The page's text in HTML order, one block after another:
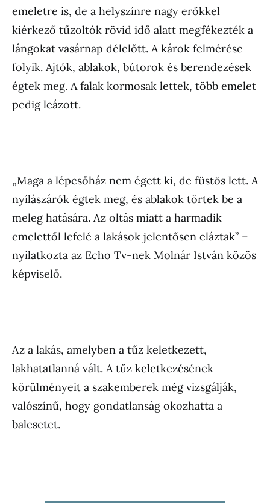
emeletre is, de a helyszínre nagy erőkkel
kiérkező tűzoltók rövid idő alatt megfékezték a
lángokat vasárnap délelőtt. A károk felmérése
folyik. Ajtók, ablakok, bútorok és berendezések
égtek meg. A falak kormosak lettek, több emelet
pedig leázott.
„Maga a lépcsőház nem égett ki, de füstös lett. A
nyílászárók égtek meg, és ablakok törtek be a
meleg hatására. Az oltás miatt a harmadik
emelettől lefelé a lakások jelentősen eláztak” –
nyilatkozta az Echo Tv-nek Molnár István közös
képviselő.
Az a lakás, amelyben a tűz keletkezett,
lakhatatlanná vált. A tűz keletkezésének
körülményeit a szakemberek még vizsgálják,
valószínű, hogy gondatlanság okozhatta a
balesetet.